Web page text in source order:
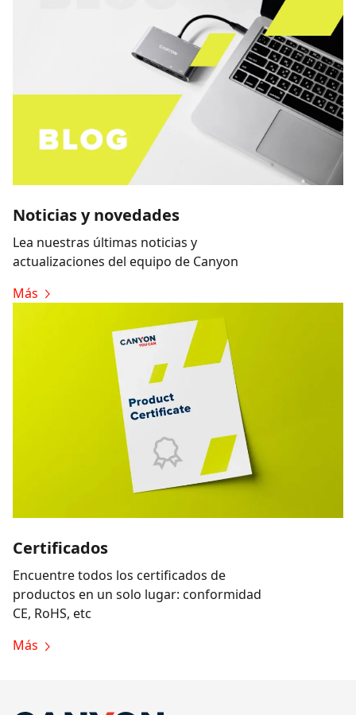
Noticias y novedades
Lea nuestras últimas noticias y
actualizaciones del equipo de Canyon
Más
Certificados
Encuentre todos los certificados de
productos en un solo lugar: conformidad
CE, RoHS, etc
Más